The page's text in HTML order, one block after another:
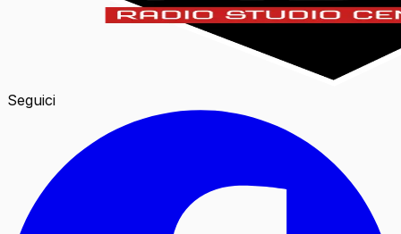
Seguici